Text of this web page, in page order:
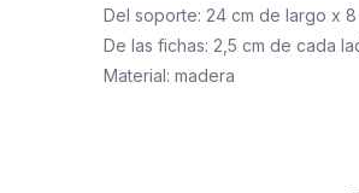
Del soporte: 24 cm de largo x
De las fichas: 2,5 cm de cada
Material: madera